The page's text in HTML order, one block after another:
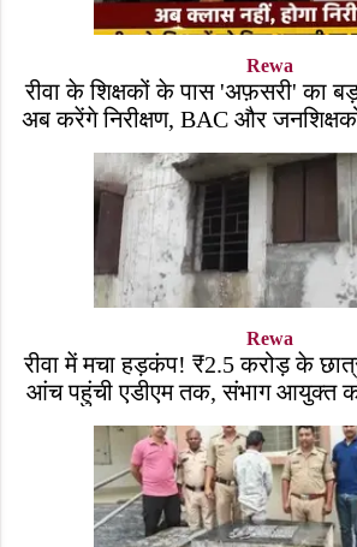
Rewa
रीवा के शिक्षकों के पास 'अफ़सरी' का
अब करेंगे निरीक्षण, BAC और
भर्ती!
Rewa
रीवा में मचा हड़कंप! ₹2.5 करोड़ के
आंच पहुंची एडीएम तक, संभाग आयुक्त